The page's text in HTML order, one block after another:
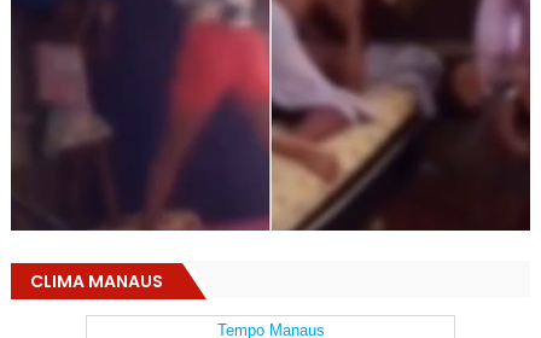
CLIMA MANAUS